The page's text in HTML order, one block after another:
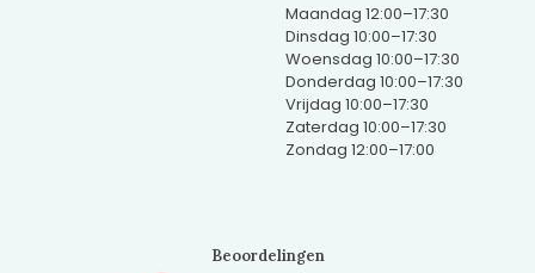
Maandag 12:00–17:30
Dinsdag 10:00–17:30
Woensdag 10:00–17:30
Donderdag 10:00–17:30
Vrijdag 10:00–17:30
Zaterdag 10:00–17:30
Zondag 12:00–17:00
Beoordelingen